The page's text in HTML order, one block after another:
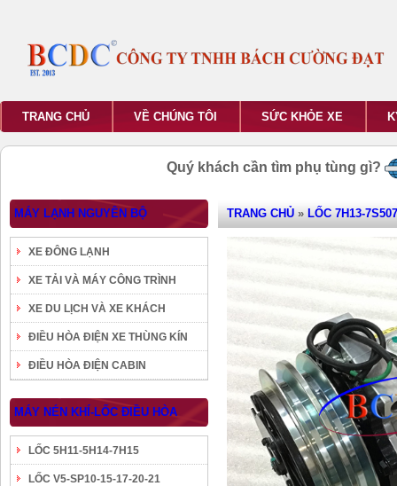
TRANG CHỦ VỀ CHÚNG TÔI SỨC KHỎE XE
Quý khách cần tìm phụ tùng gì?
MÁY LẠNH NGUYÊN BỘ
XE ĐÔNG LẠNH
XE TẢI VÀ MÁY CÔNG TRÌNH
XE DU LỊCH VÀ XE KHÁCH
ĐIỀU HÒA ĐIỆN XE THÙNG KÍN
ĐIỀU HÒA ĐIỆN CABIN
MÁY NÉN KHÍ-LỐC ĐIỀU HÒA
LỐC 5H11-5H14-7H15
LỐC V5-SP10-15-17-20-21
TRANG CHỦ » LỐC 7H13-